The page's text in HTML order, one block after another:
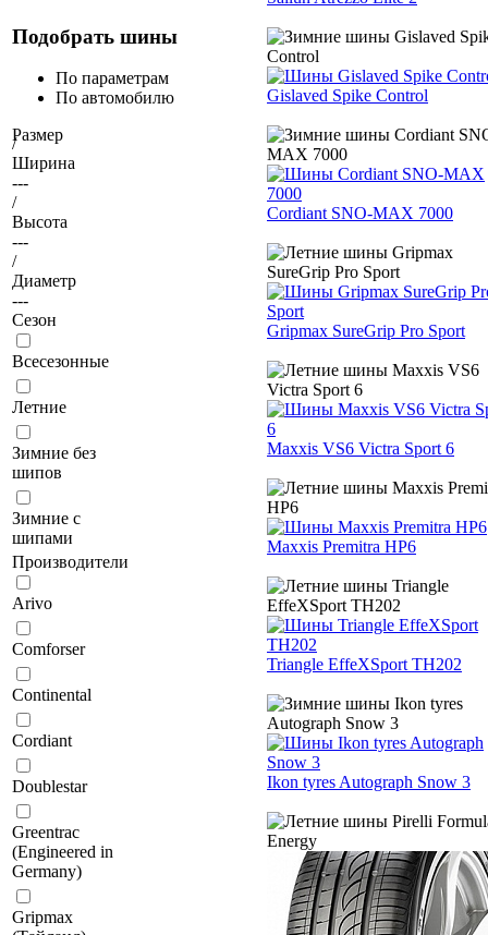
Подобрать шины
По параметрам
По автомобилю
Размер
/
Ширина
---
/
Высота
---
/
Диаметр
---
Сезон
Всесезонные
Летние
Зимние без
шипов
Зимние с
шипами
Производители
Arivo
Comforser
Continental
Cordiant
Doublestar
Greentrac
(Engineered in
Germany)
Gripmax
Gislaved Spike Control
Cordiant SNO-MAX 7000
Gripmax SureGrip Pro Sport
Maxxis VS6 Victra Sport 6
Maxxis Premitra HP6
Triangle EffeXSport TH202
Ikon tyres Autograph Snow 3